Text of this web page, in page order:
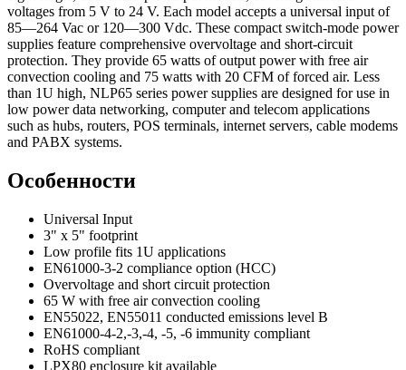
voltages from 5 V to 24 V. Each model accepts a universal input of
85—264 Vac or 120—300 Vdc. These compact switch-mode power
supplies feature comprehensive overvoltage and short-circuit
protection. They provide 65 watts of output power with free air
convection cooling and 75 watts with 20 CFM of forced air. Less
than 1U high, NLP65 series power supplies are designed for use in
low power data networking, computer and telecom applications
such as hubs, routers, POS terminals, internet servers, cable modems
and PABX systems.
Особенности
Universal Input
3" x 5" footprint
Low profile fits 1U applications
EN61000-3-2 compliance option (HCC)
Overvoltage and short circuit protection
65 W with free air convection cooling
EN55022, EN55011 conducted emissions level B
EN61000-4-2,-3,-4, -5, -6 immunity compliant
RoHS compliant
LPX80 enclosure kit available